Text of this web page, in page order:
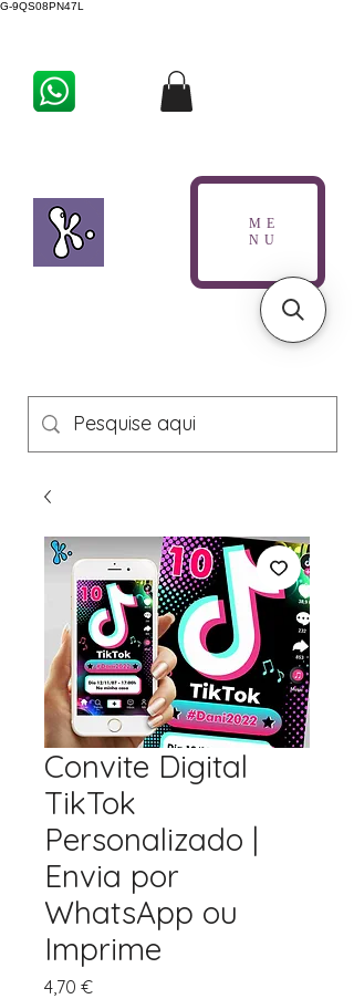
G-9QS08PN47L
ME
NU
Convite Digital
TikTok
Personalizado |
Envia por
WhatsApp ou
Imprime
4,70 €Preço